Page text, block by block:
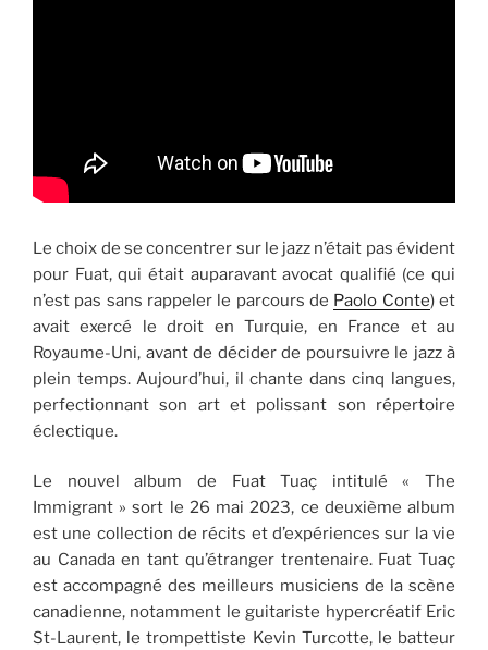
Le choix de se concentrer sur le jazz n’était pas évident
pour Fuat, qui était auparavant avocat qualifié (ce qui
n’est pas sans rappeler le parcours de Paolo Conte) et
avait exercé le droit en Turquie, en France et au
Royaume-Uni, avant de décider de poursuivre le jazz à
plein temps. Aujourd’hui, il chante dans cinq langues,
perfectionnant son art et polissant son répertoire
éclectique.
Le nouvel album de Fuat Tuaç intitulé « The
Immigrant » sort le 26 mai 2023, ce deuxième album
est une collection de récits et d’expériences sur la vie
au Canada en tant qu’étranger trentenaire. Fuat Tuaç
est accompagné des meilleurs musiciens de la scène
canadienne, notamment le guitariste hypercréatif Eric
St-Laurent, le trompettiste Kevin Turcotte, le batteur